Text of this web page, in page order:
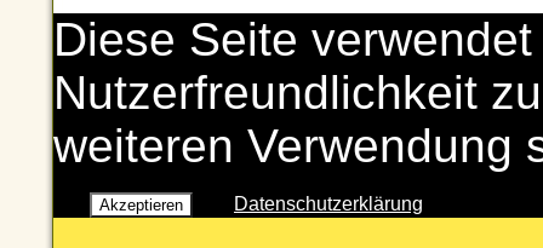
Diese Seite
Nutzerfreundlichkeit
weiteren Verwendung
Akzeptieren Datenschutzerklärung